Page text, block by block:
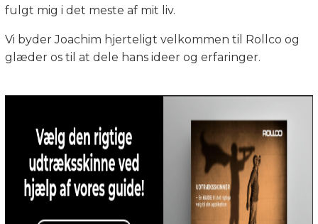
fulgt mig i det meste af mit liv.
Vi byder Joachim hjerteligt velkommen til Rollco og
glæder os til at dele hans ideer og erfaringer.